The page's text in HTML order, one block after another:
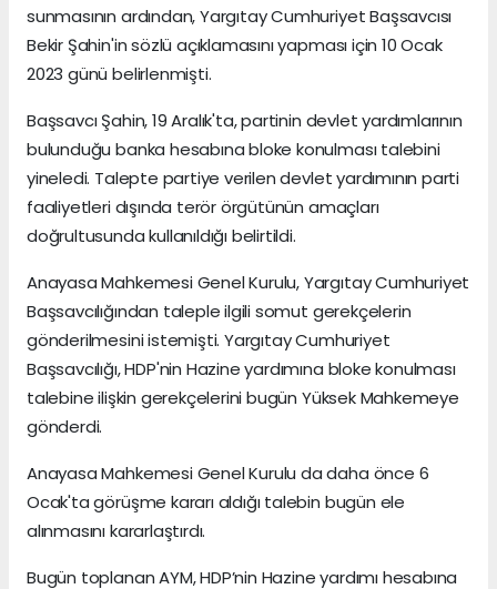
sunmasının ardından, Yargıtay Cumhuriyet Başsavcısı
Bekir Şahin'in sözlü açıklamasını yapması için 10 Ocak
2023 günü belirlenmişti.
Başsavcı Şahin, 19 Aralık'ta, partinin devlet yardımlarının
bulunduğu banka hesabına bloke konulması talebini
yineledi. Talepte partiye verilen devlet yardımının parti
faaliyetleri dışında terör örgütünün amaçları
doğrultusunda kullanıldığı belirtildi.
Anayasa Mahkemesi Genel Kurulu, Yargıtay Cumhuriyet
Başsavcılığından taleple ilgili somut gerekçelerin
gönderilmesini istemişti. Yargıtay Cumhuriyet
Başsavcılığı, HDP'nin Hazine yardımına bloke konulması
talebine ilişkin gerekçelerini bugün Yüksek Mahkemeye
gönderdi.
Anayasa Mahkemesi Genel Kurulu da daha önce 6
Ocak'ta görüşme kararı aldığı talebin bugün ele
alınmasını kararlaştırdı.
Bugün toplanan AYM, HDP’nin Hazine yardımı hesabına